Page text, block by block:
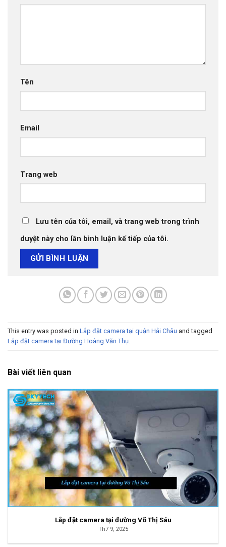
Tên
Email
Trang web
Lưu tên của tôi, email, và trang web trong trình
duyệt này cho lần bình luận kế tiếp của tôi.
This entry was posted in Lắp đặt camera tại quận Hải Châu and tagged
Lắp đặt camera tại Đường Hoàng Văn Thụ
Bài viết liên quan
Lắp đặt camera tại đường Võ Thị Sáu
Th7 9, 2025